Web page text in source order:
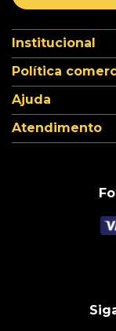
Institucional
Política
Ajuda
Atendimento